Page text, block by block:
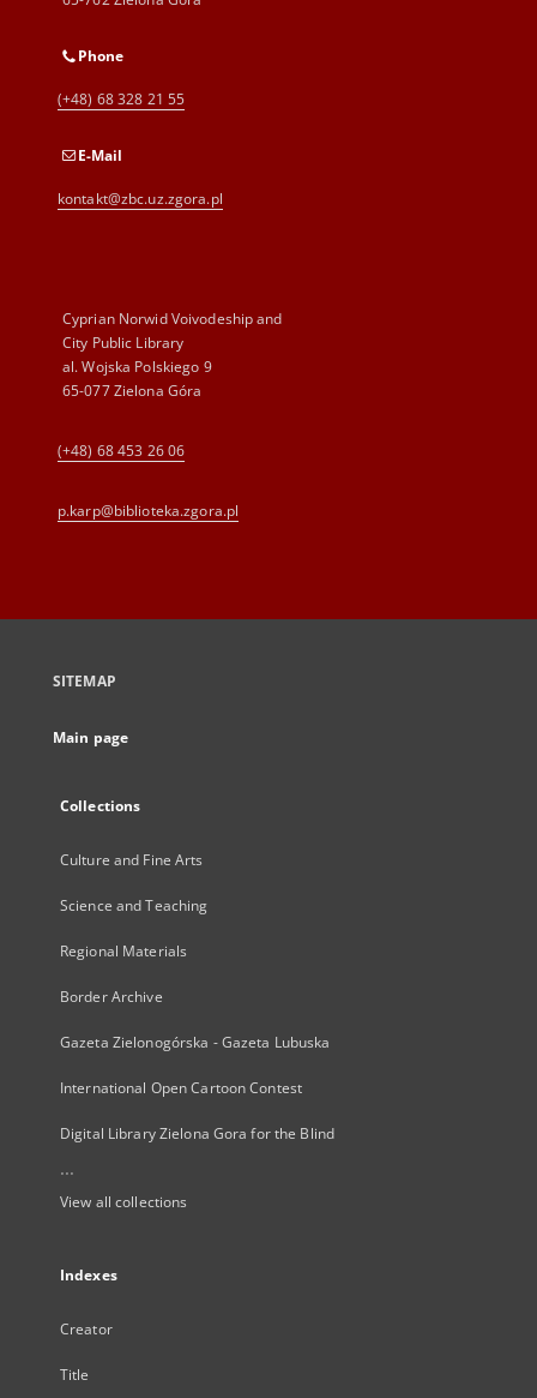
Phone
(+48) 68 328 21 55
E-Mail
kontakt@zbc.uz.zgora.pl
Cyprian Norwid Voivodeship and
City Public Library
al. Wojska Polskiego 9
65-077 Zielona Góra
(+48) 68 453 26 06
p.karp@biblioteka.zgora.pl
SITEMAP
Main page
Collections
Culture and Fine Arts
Science and Teaching
Regional Materials
Border Archive
Gazeta Zielonogórska - Gazeta Lubuska
International Open Cartoon Contest
Digital Library Zielona Gora for the Blind
...
View all collections
Indexes
Creator
Title